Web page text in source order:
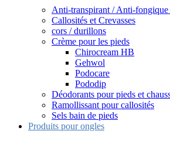
Anti-transpirant / Anti-fongique
Callosités et Crevasses
cors / durillons
Crème pour les pieds
Chirocream HB
Gehwol
Podocare
Pododip
Déodorants pour pieds et
Ramollissant pour callosités
Sels bain de pieds
Produits pour ongles